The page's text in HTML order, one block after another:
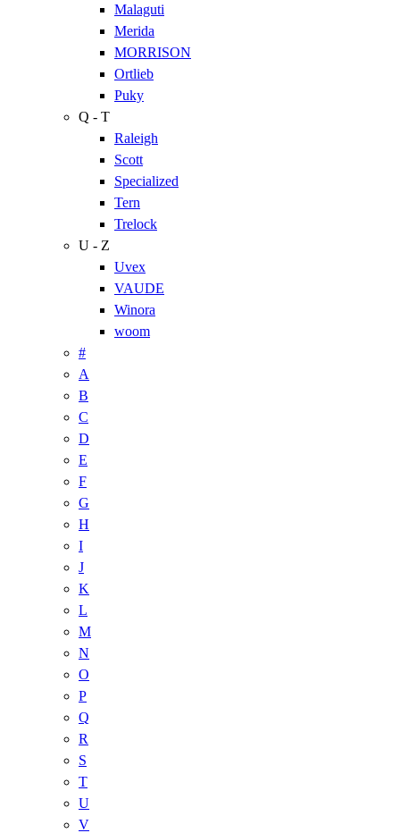
Malaguti
Merida
MORRISON
Ortlieb
Puky
Q - T
Raleigh
Scott
Specialized
Tern
Trelock
U - Z
Uvex
VAUDE
Winora
woom
#
A
B
C
D
E
F
G
H
I
J
K
L
M
N
O
P
Q
R
S
T
U
V